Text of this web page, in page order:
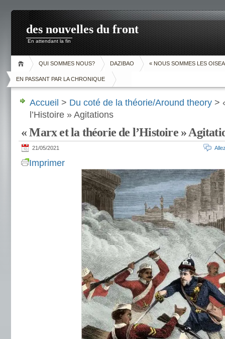
des nouvelles du front
En attendant la fin
QUI SOMMES NOUS? DAZIBAO « NOUS SOMMES LES
EN PASSANT PAR LA CHRONIQUE
Accueil > Du coté de la théorie/Around theory >
l’Histoire » Agitations
« Marx et la théorie de l’Histoire »
21/05/2021
Imprimer